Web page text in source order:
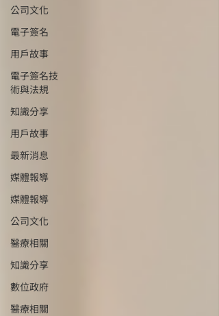
公司文化
電子簽名
用戶故事
電子簽名技
術與法規
知識分享
用戶故事
最新消息
媒體報導
媒體報導
公司文化
醫療相關
知識分享
數位政府
醫療相關